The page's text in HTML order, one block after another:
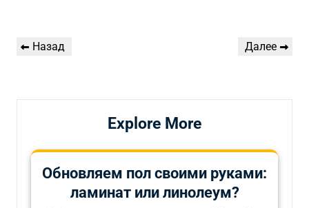
Навигация
Предыдущая
Назад
Следующая
Далее
Explore More
Обновляем пол своими руками:
ламинат или линолеум?